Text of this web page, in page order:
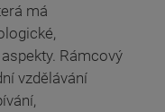
má
Rámcový
vzdělávání